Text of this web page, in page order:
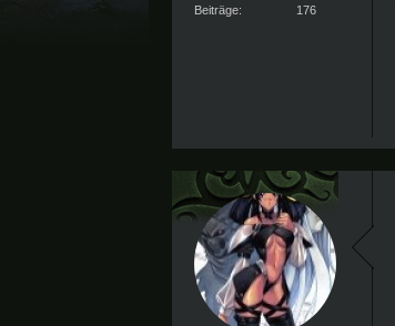
Beiträge 176